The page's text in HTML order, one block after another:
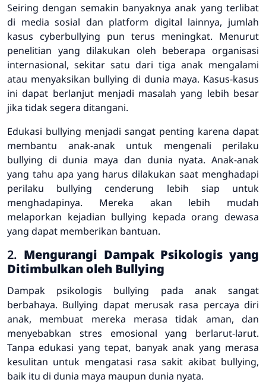
Seiring dengan semakin banyaknya anak yang terlibat
di media sosial dan platform digital lainnya, jumlah
kasus cyberbullying pun terus meningkat. Menurut
penelitian yang dilakukan oleh beberapa organisasi
internasional, sekitar satu dari tiga anak mengalami
atau menyaksikan bullying di dunia maya. Kasus-kasus
ini dapat berlanjut menjadi masalah yang lebih besar
jika tidak segera ditangani.
Edukasi bullying menjadi sangat penting karena dapat
membantu anak-anak untuk mengenali perilaku
bullying di dunia maya dan dunia nyata. Anak-anak
yang tahu apa yang harus dilakukan saat menghadapi
perilaku bullying cenderung lebih siap untuk
menghadapinya. Mereka akan lebih mudah
melaporkan kejadian bullying kepada orang dewasa
yang dapat memberikan bantuan.
2. Mengurangi Dampak Psikologis yang
Ditimbulkan oleh Bullying
Dampak psikologis bullying pada anak sangat
berbahaya. Bullying dapat merusak rasa percaya diri
anak, membuat mereka merasa tidak aman, dan
menyebabkan stres emosional yang berlarut-larut.
Tanpa edukasi yang tepat, banyak anak yang merasa
kesulitan untuk mengatasi rasa sakit akibat bullying,
baik itu di dunia maya maupun dunia nyata.